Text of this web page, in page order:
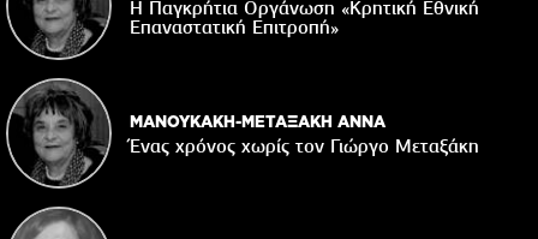
Η Παγκρήτια Οργάνωση «Κρητική Εθνική
Επαναστατική Eπιτροπή»
ΜΑΝΟΥΚΑΚΗ-ΜΕΤΑΞΑΚΗ ΑΝΝΑ
Ένας χρόνος χωρίς τον Γιώργο Μεταξάκη